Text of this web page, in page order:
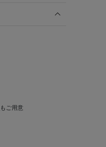
もご用意